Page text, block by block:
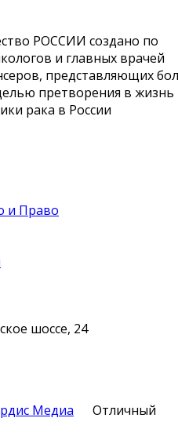
РОССИИ создано по
и главных врачей
представляющих
претворения в жизнь
рака в России
и Право
шоссе, 24
Медиа
Отличный